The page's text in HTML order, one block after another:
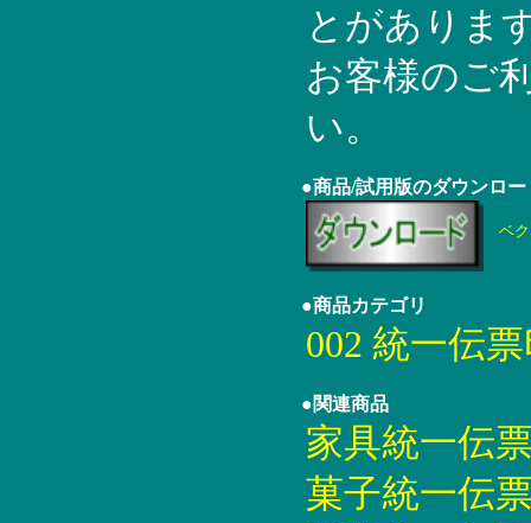
とがありま
お客様のご
い。
●商品/試用版のダウンロー
ベ
●商品カテゴリ
002 統一伝
●関連商品
家具統一伝
菓子統一伝